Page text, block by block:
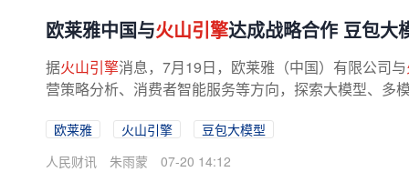
欧莱雅中国与火山引擎达成战略合作 豆包大
据火山引擎消息，7月19日，欧莱雅（中国）有限公司与
营策略分析、消费者智能服务等方向，探索大模型、多
欧莱雅 火山引擎
豆包大模型
人民财讯
朱雨蒙 07-20 14:12